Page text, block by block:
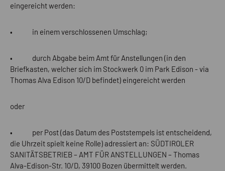
eingereicht werden:
• in einem verschlossenen Umschlag;
• durch Abgabe beim Amt für Anstellungen (in den
Briefkasten, welcher sich im Stockwerk 0 im Park Edison - via
Thomas Alva Edison 10/D befindet) eingereicht werden
oder
• per Post (das Datum des Poststempels ist entscheidend,
die Uhrzeit spielt keine Rolle) adressiert an: SÜDTIROLER
SANITÄTSBETRIEB – AMT FÜR ANSTELLUNGEN – Thomas
Alva-Edison-Str. 10/D, 39100 Bozen übermittelt werden.